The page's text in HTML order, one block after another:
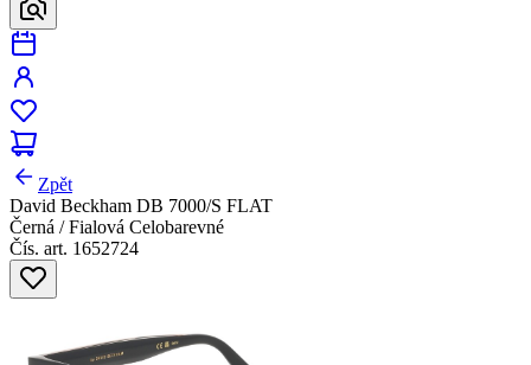
Zpět
David Beckham DB 7000/S FLAT
Černá / Fialová Celobarevné
Čís. art. 1652724